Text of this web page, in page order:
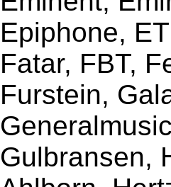
Epiphone,
Fatar, FBT,
Furstein,
Gulbransen,